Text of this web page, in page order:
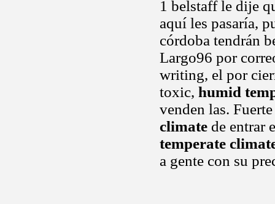
1 belstaff le dije
aquí les pasaría,
córdoba tendrán
Largo96 por
writing, el por
toxic, humid
venden las.
climate de entrar
temperate
a gente con su